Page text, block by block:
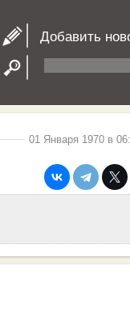
Добавить
01 Января 1970 в